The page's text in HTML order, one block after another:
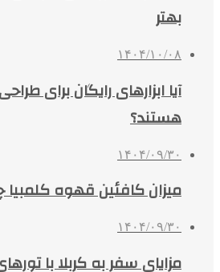
بهتر
۱۴۰۴/۱۰/۰۸
آیا ابزارهای رایگان برای
هستند؟
۱۴۰۴/۰۹/۳۰
میزان کافئین قهوه
۱۴۰۴/۰۹/۳۰
مزایای سفر به کربلا با